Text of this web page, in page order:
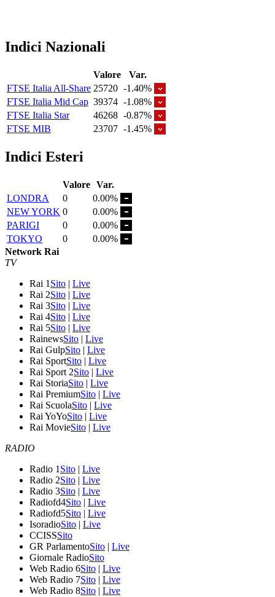
Indici Nazionali
Valore
Var.
FTSE Italia All-Share 25720 -1.40%
FTSE Italia Mid Cap 39374 -1.08%
FTSE Italia Star
46268 -0.87%
FTSE MIB
23707 -1.45%
Indici Esteri
Valore Var.
LONDRA
0
0.00%
NEW YORK 0
0.00%
PARIGI
0
0.00%
TOKYO
0
0.00%
Network Rai
TV
Rai 1 Sito | Live
Rai 2Sito | Live
Rai 3Sito | Live
Rai 4Sito | Live
Rai 5Sito | Live
RainewsSito | Live
Rai GulpSito | Live
Rai SportSito | Live
Rai Sport 2Sito | Live
Rai StoriaSito | Live
Rai PremiumSito | Live
Rai ScuolaSito | Live
Rai YoYoSito | Live
Rai MovieSito | Live
RADIO
Radio 1 Sito | Live
Radio 2Sito | Live
Radio 3Sito | Live
Radiofd4Sito | Live
Radiofd5Sito | Live
IsoradioSito | Live
CCISSSito
GR ParlamentoSito | Live
Giornale RadioSito
Web Radio 6Sito | Live
Web Radio 7Sito | Live
Web Radio 8Sito | Live